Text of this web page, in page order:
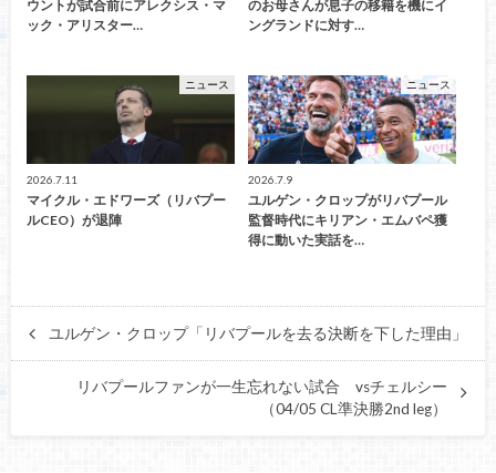
ウントが試合前にアレクシス・マ
ック・アリスター…
のお母さんが息子の移籍を機にイ
ングランドに対す…
ニュース
2026.7.11
マイクル・エドワーズ（リバプー
ルCEO）が退陣
ニュース
2026.7.9
ユルゲン・クロップがリバプール
監督時代にキリアン・エムバペ獲
得に動いた実話を…
ユルゲン・クロップ「リバプールを去る決断を下した理由」
リバプールファンが一生忘れない試合 vsチェルシー
（04/05 CL準決勝2nd leg）